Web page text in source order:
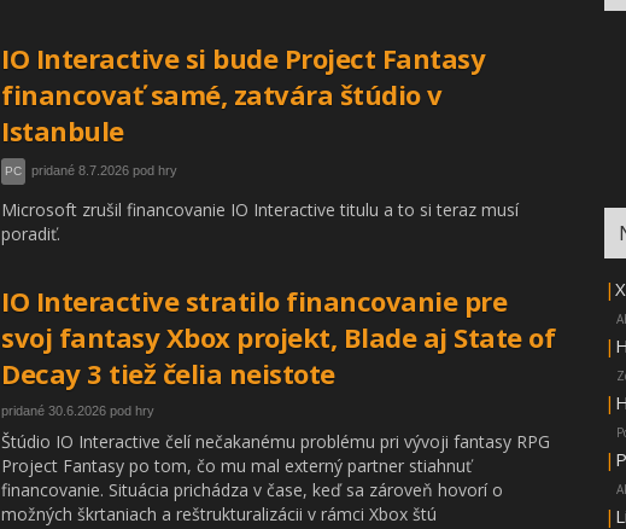
IO Interactive si bude Project Fantasy
financovať samé, zatvára štúdio v
Istanbule
PC pridané 8.7.2026 pod hry
Microsoft zrušil financovanie IO Interactive titulu a to si teraz musí
poradiť.
IO Interactive stratilo financovanie pre
svoj fantasy Xbox projekt, Blade aj State of
Decay 3 tiež čelia neistote
pridané 30.6.2026 pod hry
Štúdio IO Interactive čelí nečakanému problému pri vývoji fantasy RPG
Project Fantasy po tom, čo mu mal externý partner stiahnuť
financovanie. Situácia prichádza v čase, keď sa zároveň hovorí o
možných škrtaniach a reštrukturalizácii v rámci Xbox štú
|
|
|
|
|